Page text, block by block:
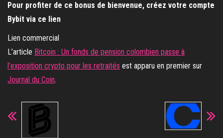
Pour profiter de ce bonus de bienvenue, créez votre compte
Bybit via ce lien
Lien commercial
L’article Bitcoin : Un fonds de pension colombien passe à
l’exposition crypto pour les retraités est apparu en premier sur
Journal du Coin.